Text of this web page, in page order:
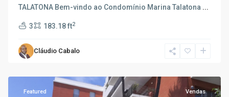
TALATONA Bem-vindo ao Condomínio Marina Talatona ...
3 183.18 ft2
Cláudio Cabalo
de
Luanda
Ingombotas,
Featured Vendas